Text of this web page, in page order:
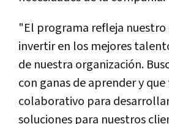
"El programa refleja
invertir en los mejores
de nuestra organización.
con ganas de aprender y
colaborativo para
soluciones para nuestros